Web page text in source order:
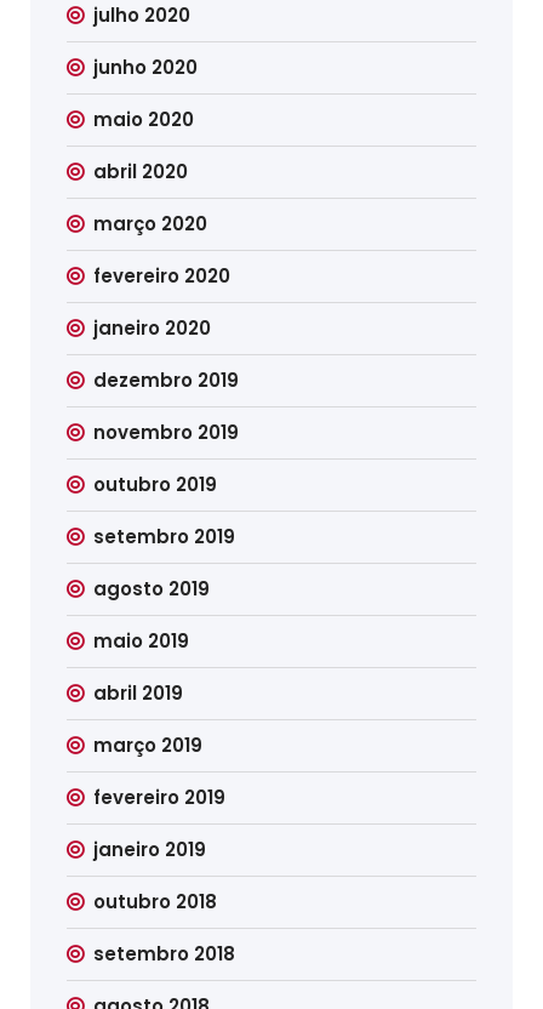
julho 2020
junho 2020
maio 2020
abril 2020
março 2020
fevereiro 2020
janeiro 2020
dezembro 2019
novembro 2019
outubro 2019
setembro 2019
agosto 2019
maio 2019
abril 2019
março 2019
fevereiro 2019
janeiro 2019
outubro 2018
setembro 2018